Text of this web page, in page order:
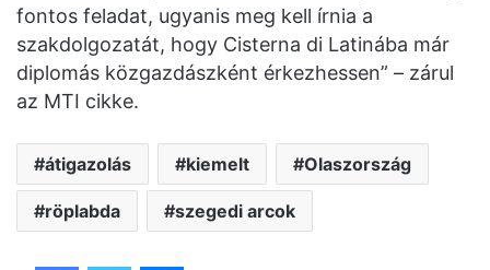
fontos feladat, ugyanis meg kell írnia a
szakdolgozatát, hogy Cisterna di Latinába már
diplomás közgazdászként érkezhessen” – zárul
az MTI cikke.
átigazolás kiemelt Olaszország
röplabda szegedi arcok